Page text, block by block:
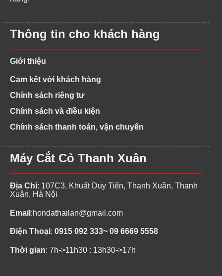
Thông tin cho khách hàng
Giới thiệu
Cam kết với khách hàng
Chính sách riêng tư
Chính sách và điều kiện
Chính sách thanh toán, vận chuyển
Máy Cắt Cỏ Thanh Xuân
Địa Chỉ: 107C3, Khuất Duy Tiến, Thanh Xuân, Thanh
Xuân, Hà Nội
Email :hondathailan@gmail.com
Điện Thoại: 0915 092 333~ 09 6669 5558
Thời gian: 7h->11h30 : 13h30->17h